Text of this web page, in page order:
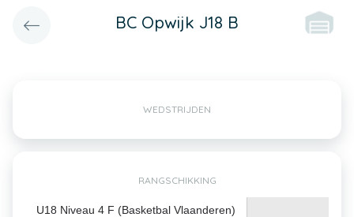
BC Opwijk J18 B
WEDSTRIJDEN
RANGSCHIKKING
U18 Niveau 4 F (Basketbal Vlaanderen)